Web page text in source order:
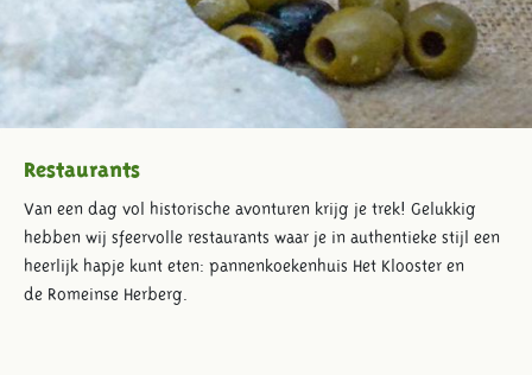
Restaurants
Van een dag vol historische avonturen krijg je trek! Gelukkig
hebben wij sfeervolle restaurants waar je in authentieke stijl een
heerlijk hapje kunt eten: pannenkoekenhuis Het Klooster en
de Romeinse Herberg.